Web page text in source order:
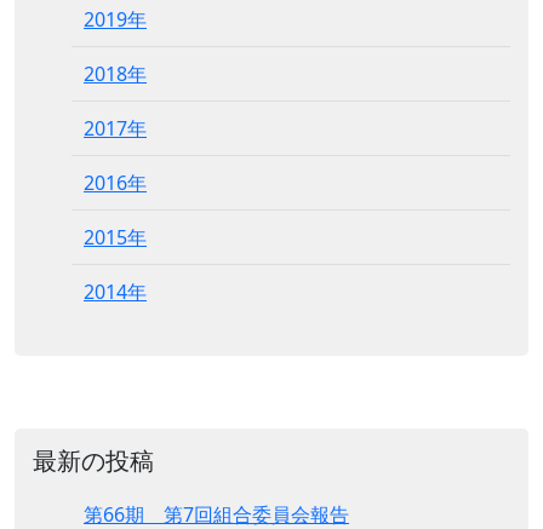
2019年
2018年
2017年
2016年
2015年
2014年
最新の投稿
第66期 第7回組合委員会報告